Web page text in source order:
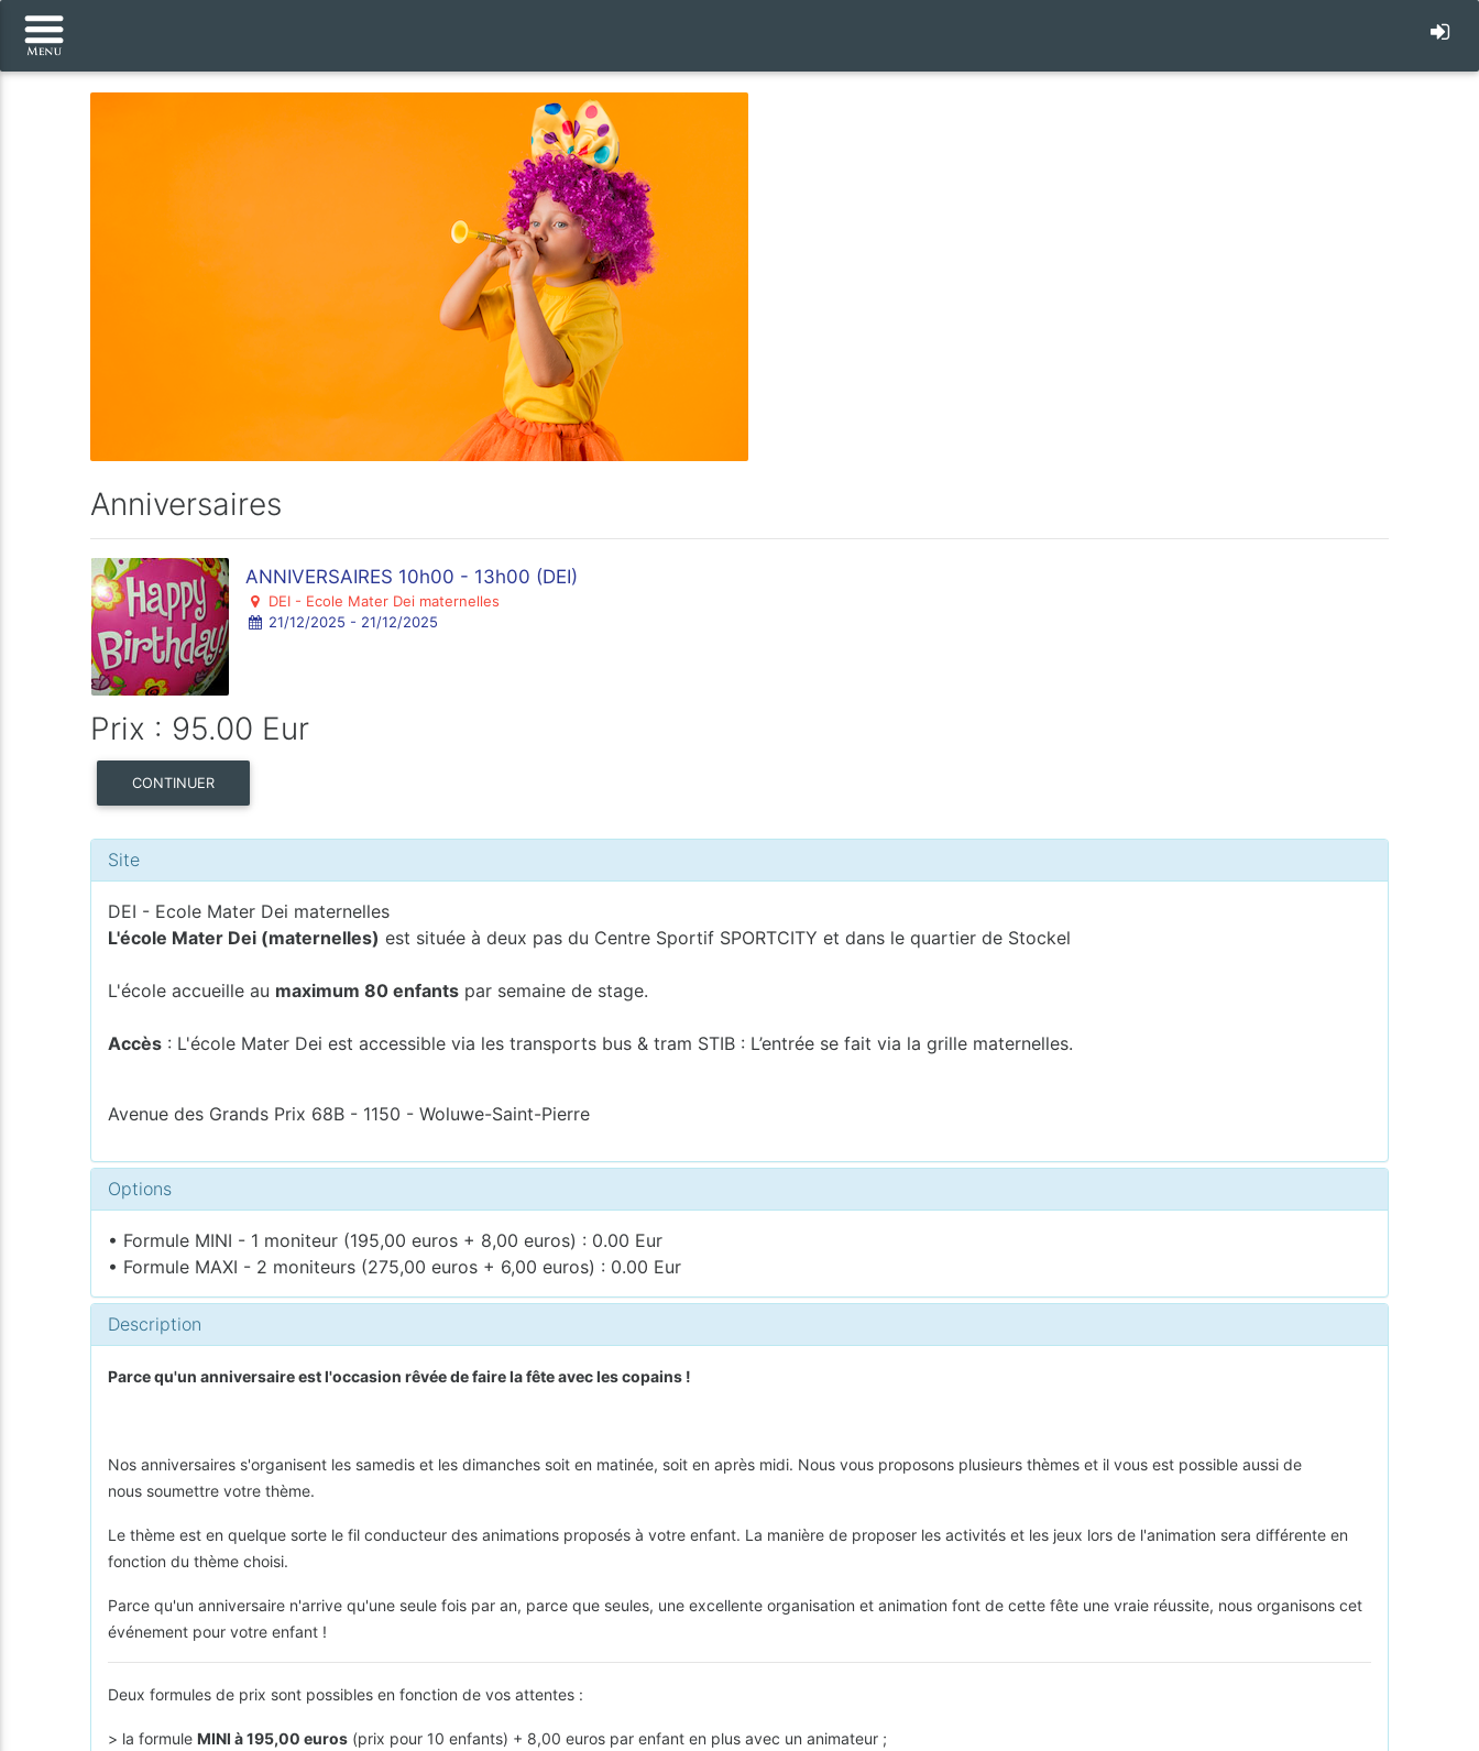
Anniversaires
ANNIVERSAIRES 10h00 - 13h00 (DEI)
DEI - Ecole Mater Dei maternelles
21/12/2025 - 21/12/2025
Prix : 95.00 Eur
CONTINUER
Site
DEI - Ecole Mater Dei maternelles
L'école Mater Dei (maternelles) est située à deux pas du Centre Sportif SPORTCITY et dans le quartier de Stockel
L'école accueille au maximum 80 enfants par semaine de stage.
Accès : L'école Mater Dei est accessible via les transports bus & tram STIB : L’entrée se fait via la grille maternelles.
Avenue des Grands Prix 68B - 1150 - Woluwe-Saint-Pierre
Options
• Formule MINI - 1 moniteur (195,00 euros + 8,00 euros) : 0.00 Eur
• Formule MAXI - 2 moniteurs (275,00 euros + 6,00 euros) : 0.00 Eur
Description
Parce qu'un anniversaire est l'occasion rêvée de faire la fête avec les copains !
Nos anniversaires s'organisent les samedis et les dimanches soit en matinée, soit en après midi. Nous vous proposons plusieurs thèmes et il vous est possible aussi de
nous soumettre votre thème.
Le thème est en quelque sorte le fil conducteur des animations proposés à votre enfant. La manière de proposer les activités et les jeux lors de l'animation sera différente en
fonction du thème choisi.
Parce qu'un anniversaire n'arrive qu'une seule fois par an, parce que seules, une excellente organisation et animation font de cette fête une vraie réussite, nous organisons cet
événement pour votre enfant !
Deux formules de prix sont possibles en fonction de vos attentes :
> la formuleMINI à 195,00 euros (prix pour 10 enfants) + 8,00 euros par enfant en plus avec un animateur ;